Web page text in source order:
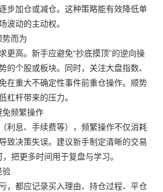
步加仓或减仓。这种策略能有效降低单
波动的主动权。
而为
更高。新手应避免“抄底摸顶”的逆向操
的个股或板块。同时，关注大盘指数、
在重大不确定性事件前重仓操作。顺势
杠杆带来的压力。
频繁操作
利息、手续费等），频繁操作不仅消耗
致决策失误。建议新手制定清晰的交易
把更多时间用于复盘与学习。
验
，都应记录买入理由、持仓过程、平仓